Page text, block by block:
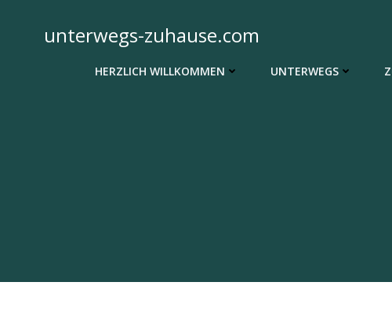
springenunterwegs-zuhause.com
HERZLICH WILLKOMMEN UNTERWEGS